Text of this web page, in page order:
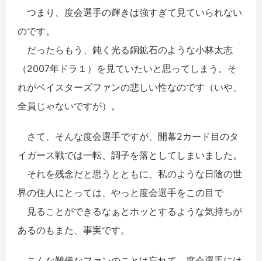
つまり、度会選手の輝きは強すぎて見ていられない
のです。
だったらもう、鈍く光る銅鉱石のような小林太志
（2007年ドラ１）を見ていたいと思ってしまう。そ
れがベイスターズファンの悲しい性なのです（いや、
全員じゃないですが）。
さて、そんな度会選手ですが、開幕2カード目のタ
イガース戦では一転、調子を落としてしまいました。
それを残念だと思うとともに、私のような日陰の世
界の住人にとっては、やっと度会選手をこの目で
見ることができるなぁとホッとするような気持ちが
あるのもまた、事実です。